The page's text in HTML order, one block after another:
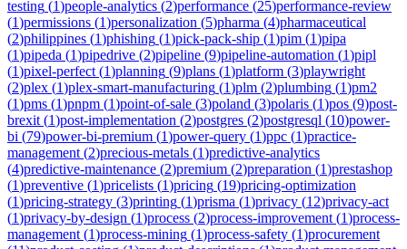
testing (1)people-analytics (2)performance (25)performance-review
(1)permissions (1)personalization (5)pharma (4)pharmaceutical
(2)philippines (1)phishing (1)pick-pack-ship (1)pim (1)pipa
(1)pipeda (1)pipedrive (2)pipeline (9)pipeline-automation (1)pipl
(1)pixel-perfect (1)planning (9)plans (1)platform (3)playwright
(2)plex (1)plex-smart-manufacturing (1)plm (2)plumbing (1)pm2
(1)pms (1)pnpm (1)point-of-sale (3)poland (3)polaris (1)pos (9)post-
brexit (1)post-implementation (2)postgres (2)postgresql (10)power-
bi (79)power-bi-premium (1)power-query (1)ppc (1)practice-
management (2)precious-metals (1)predictive-analytics
(4)predictive-maintenance (2)premium (2)preparation (1)prestashop
(1)preventive (1)pricelists (1)pricing (19)pricing-optimization
(1)pricing-strategy (3)printing (1)prisma (1)privacy (12)privacy-act
(1)privacy-by-design (1)process (2)process-improvement (1)process-
management (1)process-mining (1)process-safety (1)procurement